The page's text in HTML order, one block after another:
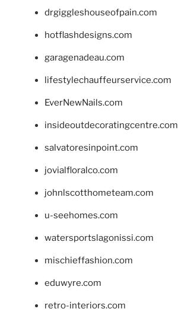
drgiggleshouseofpain.com
hotflashdesigns.com
garagenadeau.com
lifestylechauffeurservice.com
EverNewNails.com
insideoutdecoratingcentre.com
salvatoresinpoint.com
jovialfloralco.com
johnlscotthometeam.com
u-seehomes.com
watersportslagonissi.com
mischieffashion.com
eduwyre.com
retro-interiors.com